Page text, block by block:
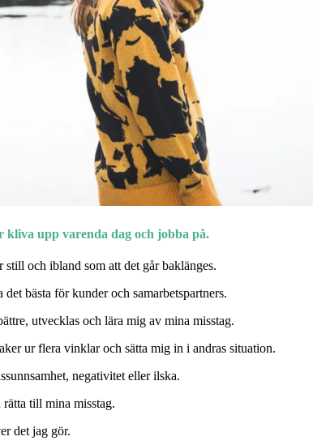
kliva upp varenda dag och jobba på.
still och ibland som att det går baklänges.
bästa för kunder och samarbetspartners.
utvecklas och lära mig av mina misstag.
ur flera vinklar och sätta mig in i andras situation.
negativitet eller ilska.
till mina misstag.
det jag gör.